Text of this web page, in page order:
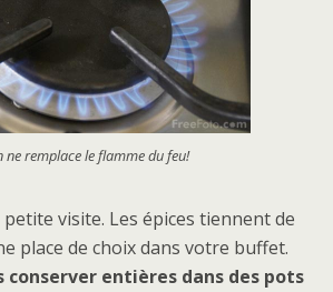
ne remplace le flamme du feu!
visite. Les épices tiennent de
place de choix dans votre buffet.
conserver entières dans des pots